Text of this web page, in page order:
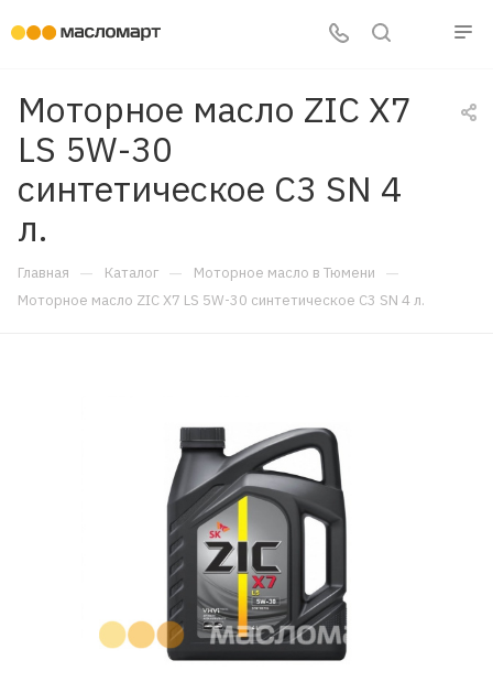
Моторное масло ZIC X7
LS 5W-30
синтетическое C3 SN 4
л.
Главная — Каталог — Моторное масло в Тюмени —
Моторное масло ZIC X7 LS 5W-30 синтетическое C3 SN 4 л.